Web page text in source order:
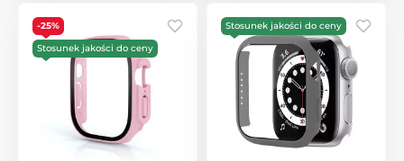
-25%
Stosunek jakości do ceny
Stosunek jakości do ceny